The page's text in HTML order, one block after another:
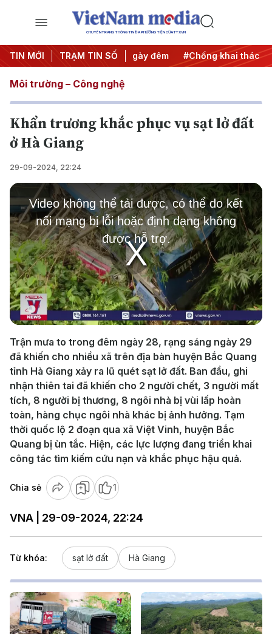
CHUYÊN TRANG THÔNG TIN ĐA PHƯƠNG TIỆN CỦA TTXVN
TIN MỚI TRẠM TIN SỐ
#Chiến dịch 500 ngày đêm #Chống khai thác IUU
Môi trường – Công nghệ
Khẩn trương khắc phục vụ sạt lở đất
ở Hà Giang
29-09-2024, 22:24
Play
Video
This
a
modal
window.
Video không thể tải được, có thể do kết
nối mạng bị lỗi hoặc định dạng không
được hỗ trợ.
Trận mưa to trong đêm ngày 28, rạng sáng ngày 29
đã khiến cho nhiều xã trên địa bàn huyện Bắc Quang
tỉnh Hà Giang xảy ra lũ quét sạt lở đất. Ban đầu, ghi
nhận thiên tai đã khiến cho 2 người chết, 3 người mất
tích, 8 người bị thương, 8 ngôi nhà bị vùi lấp hoàn
toàn, hàng chục ngôi nhà khác bị ảnh hưởng. Tạm
thời quốc lộ 2 đoạn qua xã Việt Vinh, huyện Bắc
Quang bị ùn tắc. Hiện, các lực lượng đang triển khai
công tác tìm kiếm cứu nạn và khắc phục hậu quả.
Chia sẻ 1
VNA | 29-09-2024, 22:24
Từ khóa: sạt lở đất Hà Giang